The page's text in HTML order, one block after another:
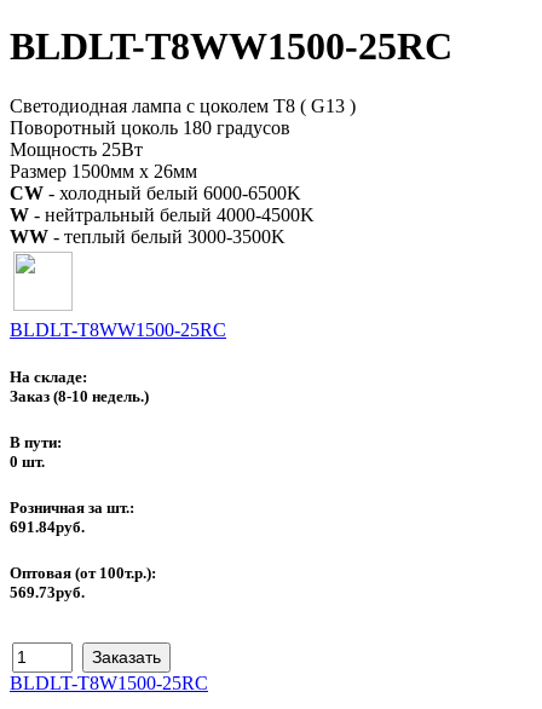
BLDLT-T8WW1500-25RC
Светодиодная лампа с цоколем T8 ( G13 )
Поворотный цоколь 180 градусов
Мощность 25Вт
Размер 1500мм х 26мм
CW - холодный белый 6000-6500K
W - нейтральный белый 4000-4500K
WW - теплый белый 3000-3500K
BLDLT-T8WW1500-25RC
На складе:
Заказ (8-10 недель.)
В пути:
0 шт.
Розничная за шт.:
691.84руб.
Оптовая (от 100т.р.):
569.73руб.
BLDLT-T8W1500-25RC